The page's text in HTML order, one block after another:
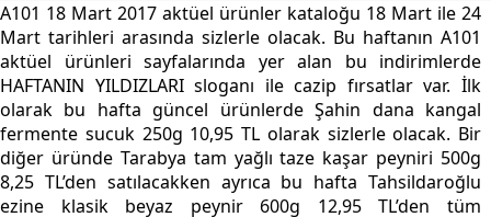
A101 18 Mart 2017 aktüel ürünler kataloğu 18 Mart ile 24
Mart tarihleri arasında sizlerle olacak. Bu haftanın A101
aktüel ürünleri sayfalarında yer alan bu indirimlerde
HAFTANIN YILDIZLARI sloganı ile cazip fırsatlar var. İlk
olarak bu hafta güncel ürünlerde Şahin dana kangal
fermente sucuk 250g 10,95 TL olarak sizlerle olacak. Bir
diğer üründe Tarabya tam yağlı taze kaşar peyniri 500g
8,25 TL’den satılacakken ayrıca bu hafta Tahsildaroğlu
ezine klasik beyaz peynir 600g 12,95 TL’den tüm